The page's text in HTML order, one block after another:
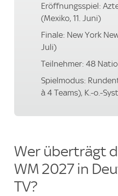
Eröffnungsspiel:
(Mexiko, 11. Juni)
Finale: New York
Juli)
Teilnehmer: 48
Spielmodus:
à 4 Teams), K.-o.-
Wer überträgt
WM 2027 in
TV?